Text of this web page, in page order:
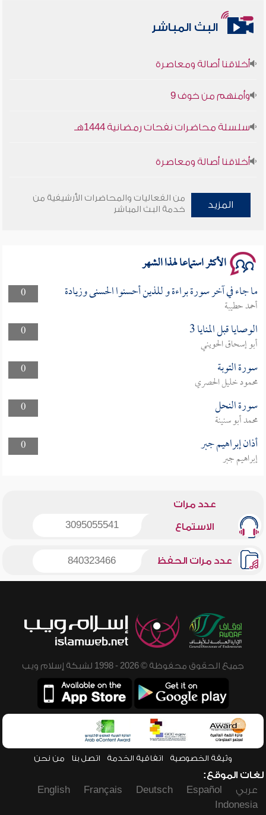
البث المباشر
سلسلة محاضرات نفحات رمضانية 1444هـ
المزيد
من الفعاليات والمحاضرات الأرشيفية من
خدمة البث المباشر
الأكثر استماعا لهذا الشهر
0 ما جاء في آخر سورة براءة و للذين أحسنوا الحسنى وزيادة
أحمد حطيبة
0
الوصايا قبل المنايا 3
أبو إسحاق الحويني
0
سورة التوبة
محمود خليل الحصري
0
سورة النحل
محمد أبو سنينة
0
أذان إبراهيم جبر
إبراهيم جبر
عدد مرات
الاستماع 3095055541
عدد مرات الحفظ 840323466
جميع الحقوق محفوظة © 2026 - 1998 لشبكة إسلام ويب
وثيقة الخصوصية اتفاقية الخدمة اتصل بنا من نحن
لغات الموقع:
عربي
Español
Deutsch
Français
English
Indonesia